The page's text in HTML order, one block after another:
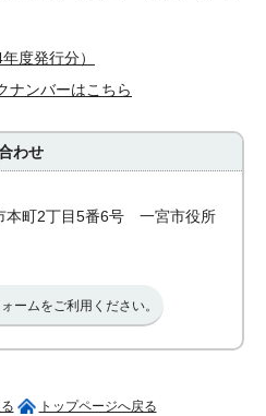
度発行分）
ナンバーはこちら
わせ
町2丁目5番6号 一宮市役所
ームをご利用ください。
トップページへ戻る